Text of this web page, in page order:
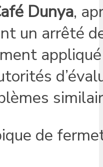
Dunya,
un arrêté
de